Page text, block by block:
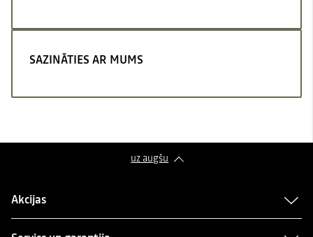
SAZINĀTIES AR MUMS
uz augšu
Akcijas